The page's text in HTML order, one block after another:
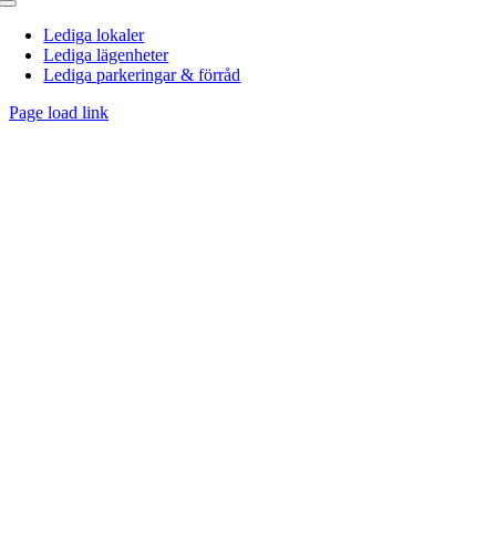
Toggle
navigationLediga lokaler
Lediga lägenheter
Lediga parkeringar & förråd
Page load link